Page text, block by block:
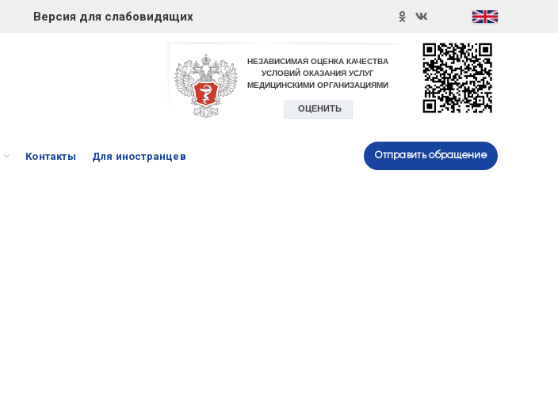
Версия для слабовидящих
Контакты Для иностранцев Отправить обращение